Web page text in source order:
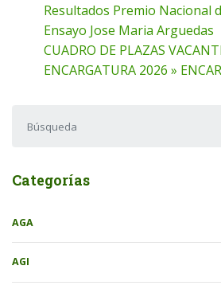
Resultados Premio Nacional
Ensayo Jose Maria Arguedas
CUADRO DE PLAZAS
ENCARGATURA 2026 »
Categorías
AGA
AGI